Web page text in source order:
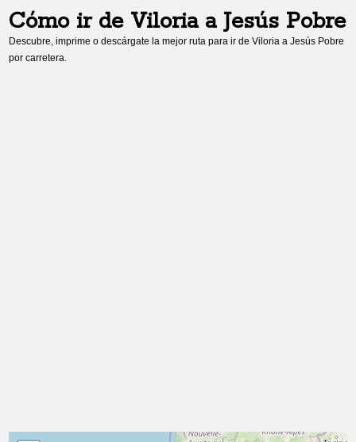
Cómo ir de ViloriaaJesús Pobre
Descubre, imprime o descárgate la mejor ruta para ir deViloria aJesús Pobre
por carretera.